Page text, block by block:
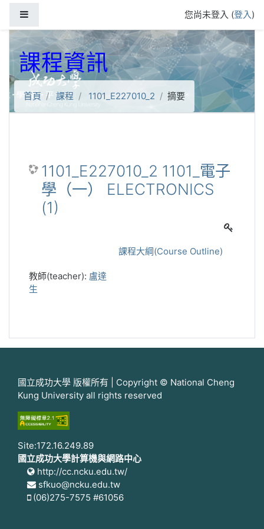
您尚未登入 (登入)
課程資訊
首頁 課程 1101_E227010_2 摘要
1101_E227010_2 1101_電子
學（一） ELECTRONICS
(1)
課程大綱(Course Outline)
教師(teacher): 盧達
生
國立成功大學 版權所有 | Copyright © National Cheng
Kung University all rights reserved
Site:172.16.249.89
國立成功大學計算機與網路中心
http://cc.ncku.edu.tw/
sfkuo@ncku.edu.tw
(06)275-7575 #61056